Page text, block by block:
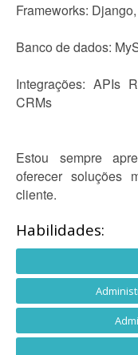
Frameworks:
Banco de dados:
Integrações: APIs
CRMs
Estou sempre
oferecer soluções
cliente.
Habilidades: